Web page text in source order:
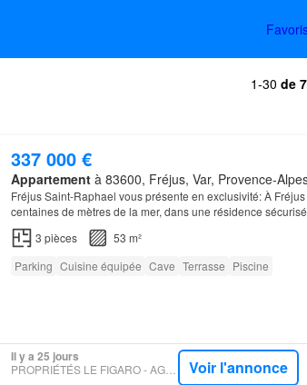
1-30 de
337 000 €
Appartementà 83600, Fréjus, Var, Provence-
Fréjus Saint-Raphael vous présente en exclusivité: À
centaines de mètres de la mer, dans une résidence
Unappartementrare sur le secteur, alliant confort, calme,
3 pièces
53 m²
Parking Cuisine équipée Cave Terrasse Piscine
Il y a 25 jours
PROPRIÉTÉS LE FIGARO - AGENCE AGI - SAINT RAPHAEL Voir l'annonce